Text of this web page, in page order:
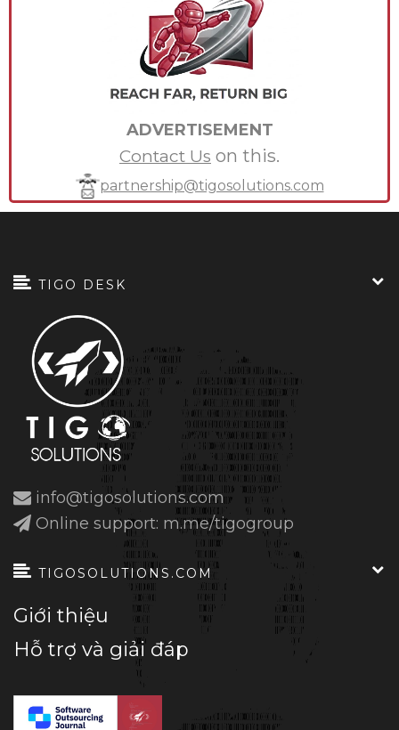
ADVERTISEMENT
Contact Us on this.
partnership@tigosolutions.com
TIGO DESK
info@tigosolutions.com
Online support: m.me/tigogroup
TIGOSOLUTIONS.COM
Giới thiệu
Hỗ trợ và giải đáp